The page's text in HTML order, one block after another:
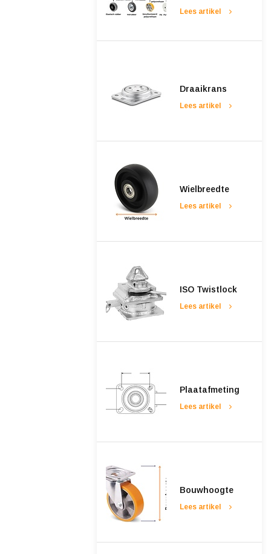
Lees artikel
Draaikrans
Lees artikel
Wielbreedte
Lees artikel
ISO Twistlock
Lees artikel
Plaatafmeting
Lees artikel
Bouwhoogte
Lees artikel